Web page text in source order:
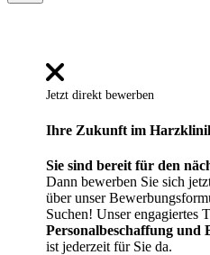
Jetzt direkt bewerben
Ihre Zukunft im
Sie sind bereit für den
Dann bewerben Sie sich
über unser
Suchen! Unser engagiertes
Personalbeschaffung und
ist jederzeit für Sie da.